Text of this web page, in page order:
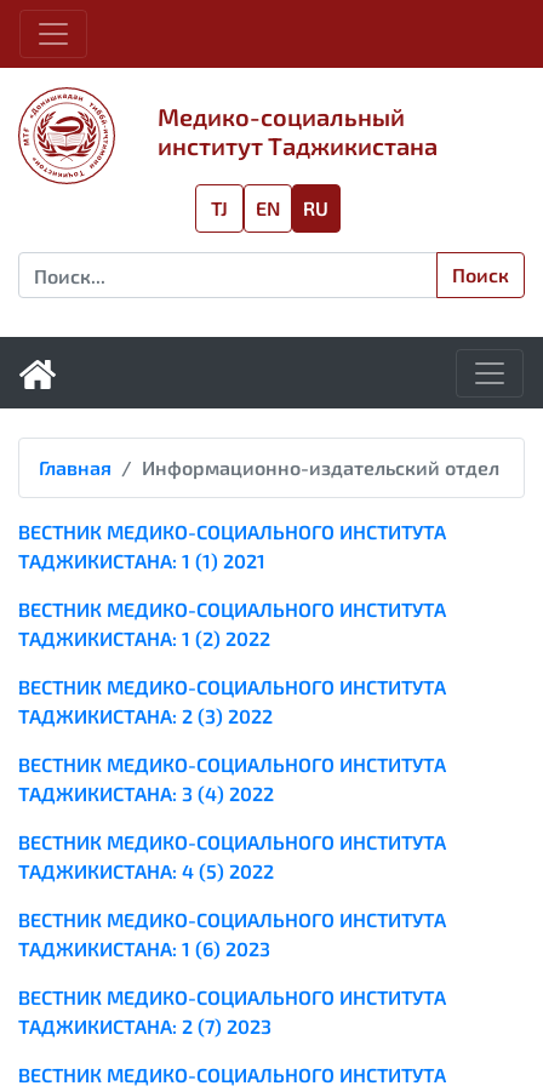
Медико-социальный
институт Таджикистана
Поиск
TJ RU
EN
Главная Информационно-издательский отдел
ВЕСТНИК МЕДИКО-СОЦИАЛЬНОГО ИНСТИТУТА
ТАДЖИКИСТАНА: 1 (1) 2021
ВЕСТНИК МЕДИКО-СОЦИАЛЬНОГО ИНСТИТУТА
ТАДЖИКИСТАНА: 1 (2) 2022
ВЕСТНИК МЕДИКО-СОЦИАЛЬНОГО ИНСТИТУТА
ТАДЖИКИСТАНА: 2 (3) 2022
ВЕСТНИК МЕДИКО-СОЦИАЛЬНОГО ИНСТИТУТА
ТАДЖИКИСТАНА: 3 (4) 2022
ВЕСТНИК МЕДИКО-СОЦИАЛЬНОГО ИНСТИТУТА
ТАДЖИКИСТАНА: 4 (5) 2022
ВЕСТНИК МЕДИКО-СОЦИАЛЬНОГО ИНСТИТУТА
ТАДЖИКИСТАНА: 1 (6) 2023
ВЕСТНИК МЕДИКО-СОЦИАЛЬНОГО ИНСТИТУТА
ТАДЖИКИСТАНА: 2 (7) 2023
ВЕСТНИК МЕДИКО-СОЦИАЛЬНОГО ИНСТИТУТА